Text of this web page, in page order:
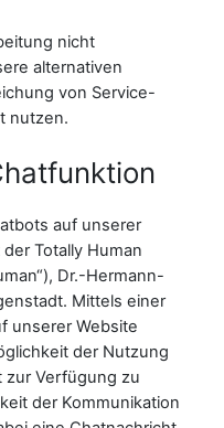
nicht
alternativen
von Service-
nutzen.
auf unserer
Totally Human
Dr.-Hermann-
Mittels einer
unserer Website
der Nutzung
zur Verfügung zu
der Kommunikation